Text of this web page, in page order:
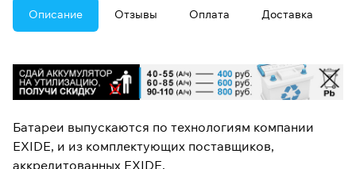
Описание Отзывы Оплата Доставка
Батареи выпускаются по технологиям компании
EXIDE, и из комплектующих поставщиков,
аккредитованных EXIDE.